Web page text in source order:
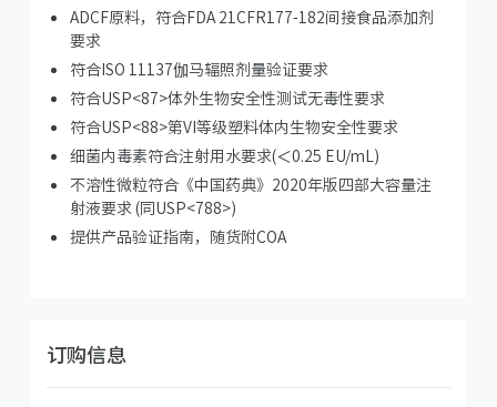
ADCF原料，符合FDA 21CFR177-182间接食品添加剂
要求
符合ISO 11137伽马辐照剂量验证要求
符合USP<87>体外生物安全性测试无毒性要求
符合USP<88>第VI等级塑料体内生物安全性要求
细菌内毒素符合注射用水要求(＜0.25 EU/mL)
不溶性微粒符合《中国药典》2020年版四部大容量注
射液要求 (同USP<788>)
提供产品验证指南，随货附COA
订购信息